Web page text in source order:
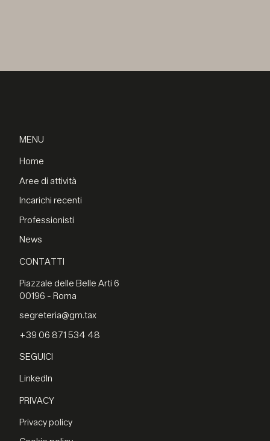
MENU
Home
Aree di attività
Incarichi recenti
Professionisti
News
CONTATTI
Piazzale delle Belle Arti 6
00196 - Roma
segreteria@gm.tax
+39 06 871 534 48
SEGUICI
LinkedIn
PRIVACY
Privacy policy